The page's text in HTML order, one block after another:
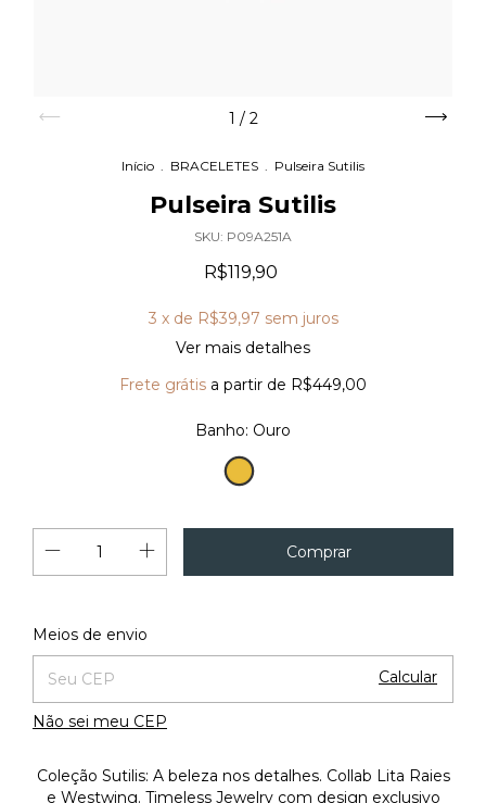
1 / 2
Início BRACELETES Pulseira Sutilis
Pulseira Sutilis
SKU: P09A251A
R$119,90
3 x de R$39,97 sem juros
Ver mais detalhes
Frete grátis a partir de R$449,00
Banho: Ouro
Ouro
Entregas para o CEP:
Meios de envio
Calcular
Não sei meu CEP
Coleção Sutilis: A beleza nos detalhes. Collab Lita Raies
e Westwing. Timeless Jewelry com design exclusivo